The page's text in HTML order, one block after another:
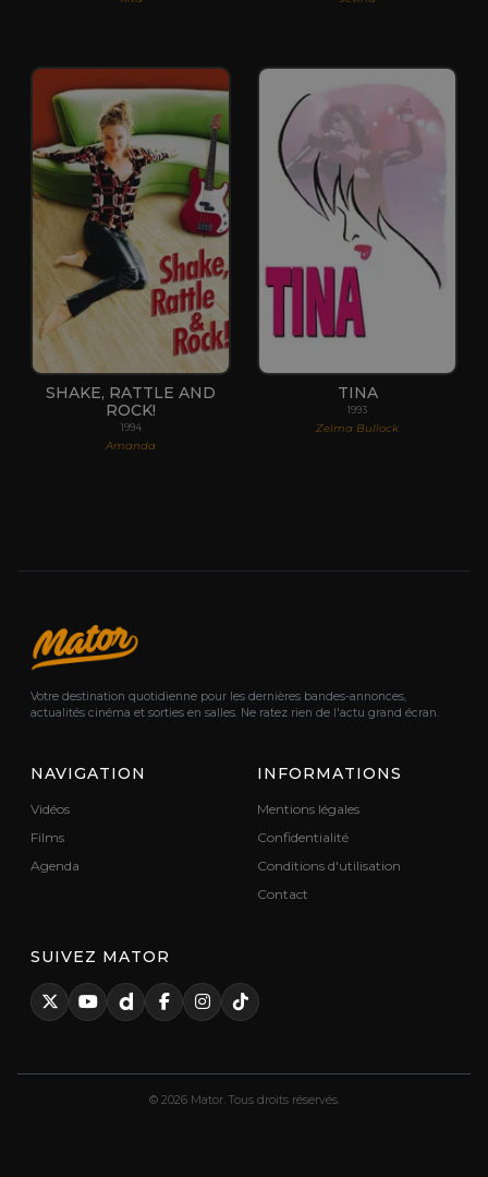
SHAKE, RATTLE AND
ROCK!
1994
Amanda
TINA
1993
Zelma Bullock
Votre destination quotidienne pour les dernières bandes-annonces,
actualités cinéma et sorties en salles. Ne ratez rien de l'actu grand écran.
NAVIGATION
Vidéos
Films
Agenda
INFORMATIONS
Mentions légales
Confidentialité
Conditions d'utilisation
Contact
SUIVEZ MATOR
© 2026 Mator. Tous droits réservés.